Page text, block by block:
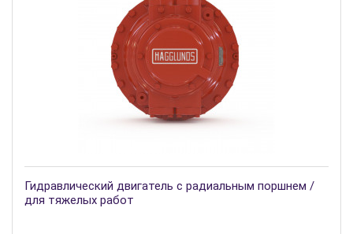
Гидравлический двигатель с радиальным поршнем /
для тяжелых работ